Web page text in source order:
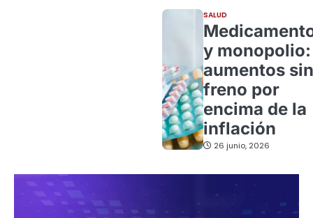
SALUD
y monopolio:
aumentos sin
freno por
encima de la
inflación
26 junio, 2026